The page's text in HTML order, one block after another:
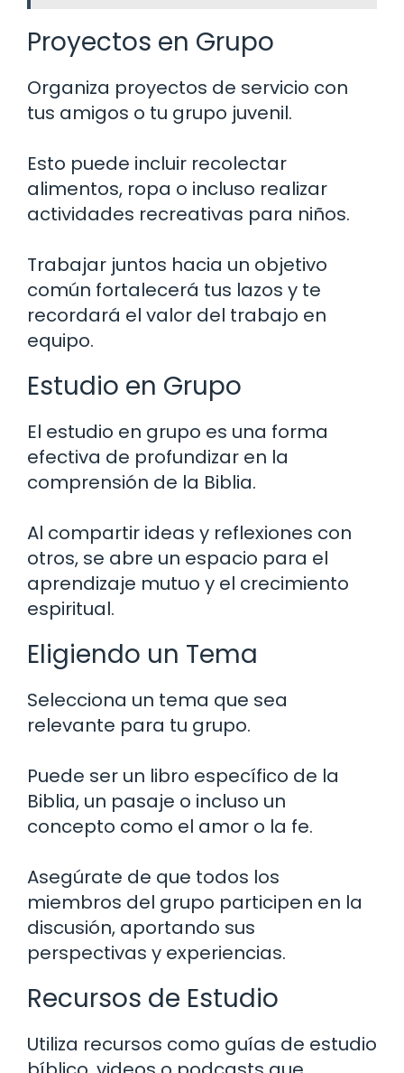
Proyectos en Grupo
Organiza proyectos de servicio con
tus amigos o tu grupo juvenil.
Esto puede incluir recolectar
alimentos, ropa o incluso realizar
actividades recreativas para niños.
Trabajar juntos hacia un objetivo
común fortalecerá tus lazos y te
recordará el valor del trabajo en
equipo.
Estudio en Grupo
El estudio en grupo es una forma
efectiva de profundizar en la
comprensión de la Biblia.
Al compartir ideas y reflexiones con
otros, se abre un espacio para el
aprendizaje mutuo y el crecimiento
espiritual.
Eligiendo un Tema
Selecciona un tema que sea
relevante para tu grupo.
Puede ser un libro específico de la
Biblia, un pasaje o incluso un
concepto como el amor o la fe.
Asegúrate de que todos los
miembros del grupo participen en la
discusión, aportando sus
perspectivas y experiencias.
Recursos de Estudio
Utiliza recursos como guías de estudio